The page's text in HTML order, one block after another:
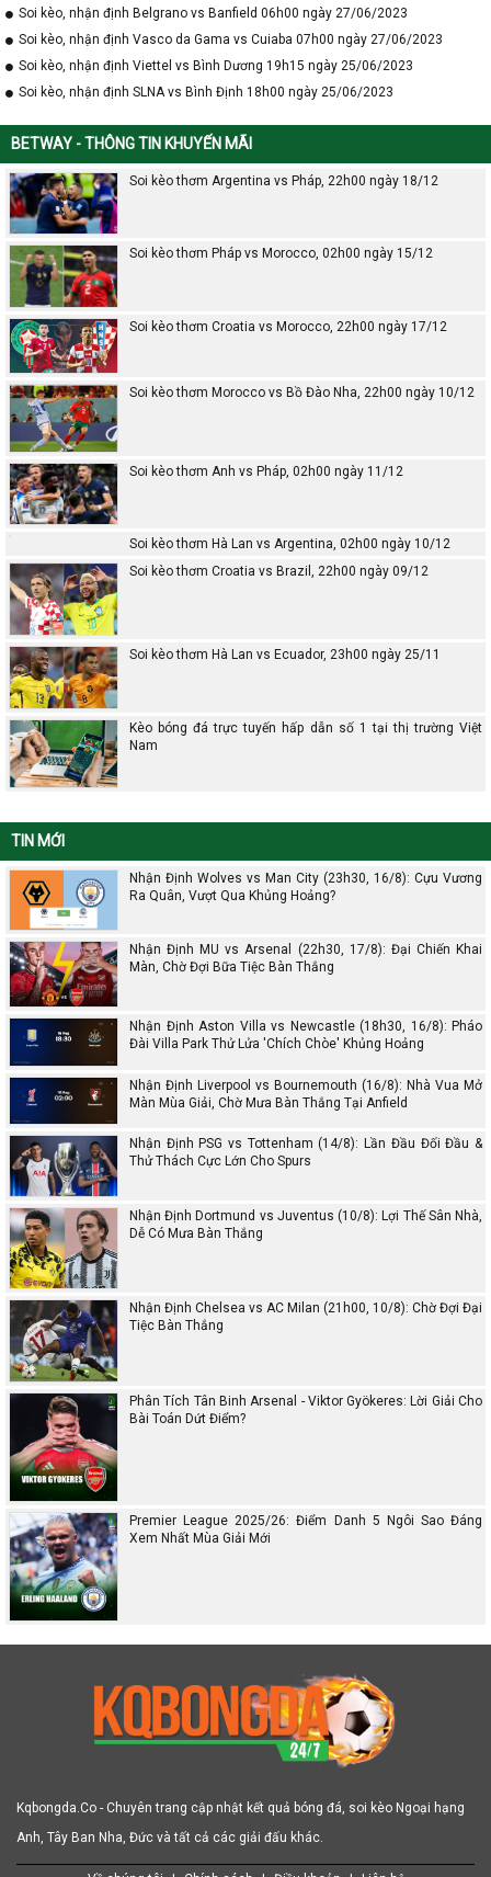
Soi kèo, nhận định Belgrano vs Banfield 06h00 ngày 27/06/2023
Soi kèo, nhận định Vasco da Gama vs Cuiaba 07h00 ngày 27/06/2023
Soi kèo, nhận định Viettel vs Bình Dương 19h15 ngày 25/06/2023
Soi kèo, nhận định SLNA vs Bình Định 18h00 ngày 25/06/2023
BETWAY - THÔNG TIN KHUYẾN MÃI
Soi kèo thơm Argentina vs Pháp, 22h00 ngày 18/12
Soi kèo thơm Pháp vs Morocco, 02h00 ngày 15/12
Soi kèo thơm Croatia vs Morocco, 22h00 ngày 17/12
Soi kèo thơm Morocco vs Bồ Đào Nha, 22h00 ngày 10/12
Soi kèo thơm Anh vs Pháp, 02h00 ngày 11/12
Soi kèo thơm Hà Lan vs Argentina, 02h00 ngày 10/12
Soi kèo thơm Croatia vs Brazil, 22h00 ngày 09/12
Soi kèo thơm Hà Lan vs Ecuador, 23h00 ngày 25/11
Kèo bóng đá trực tuyến hấp dẫn số 1 tại thị trường Việt
Nam
TIN MỚI
Nhận Định Wolves vs Man City (23h30, 16/8): Cựu Vương
Ra Quân, Vượt Qua Khủng Hoảng?
Nhận Định MU vs Arsenal (22h30, 17/8): Đại Chiến Khai
Màn, Chờ Đợi Bữa Tiệc Bàn Thắng
Nhận Định Aston Villa vs Newcastle (18h30, 16/8): Pháo
Đài Villa Park Thử Lửa 'Chích Chòe' Khủng Hoảng
Nhận Định Liverpool vs Bournemouth (16/8): Nhà Vua Mở
Màn Mùa Giải, Chờ Mưa Bàn Thắng Tại Anfield
Nhận Định PSG vs Tottenham (14/8): Lần Đầu Đối Đầu &
Thử Thách Cực Lớn Cho Spurs
Nhận Định Dortmund vs Juventus (10/8): Lợi Thế Sân Nhà,
Dễ Có Mưa Bàn Thắng
Nhận Định Chelsea vs AC Milan (21h00, 10/8): Chờ Đợi Đại
Tiệc Bàn Thắng
Phân Tích Tân Binh Arsenal - Viktor Gyökeres: Lời Giải Cho
Bài Toán Dứt Điểm?
Premier League 2025/26: Điểm Danh 5 Ngôi Sao Đáng
Xem Nhất Mùa Giải Mới
Kqbongda.Co - Chuyên trang cập nhật kết quả bóng đá, soi kèo Ngoại hạng
Anh, Tây Ban Nha, Đức và tất cả các giải đấu khác.